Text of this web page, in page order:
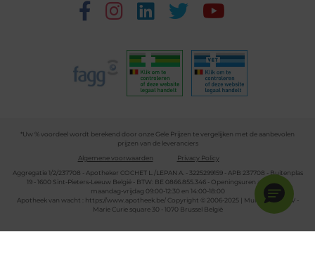
*Uw % voordeel wordt berekend door onze Gele Prijzen te vergelijken met de aanbevolen
prijzen van de leveranciers
Algemene voorwaarden
Privacy Policy
Aggregatie 1/2/237708 - Apotheker COCHET L./LEPAN A. - 3225299159 - APB 237708 - Buitenplas
19 - 1600 Sint-Pieters-Leeuw België - BTW: BE 0866.855.346 - Openingsuren apotheek:
maandag-vrijdag 09:00-12:30 en 14:00-18:00
Apotheek van wacht :
https://www.apotheek.be/Copyright © 2006-2025 | Multipharma CV -
Marie Curie square 30 - 1070 Brussel België